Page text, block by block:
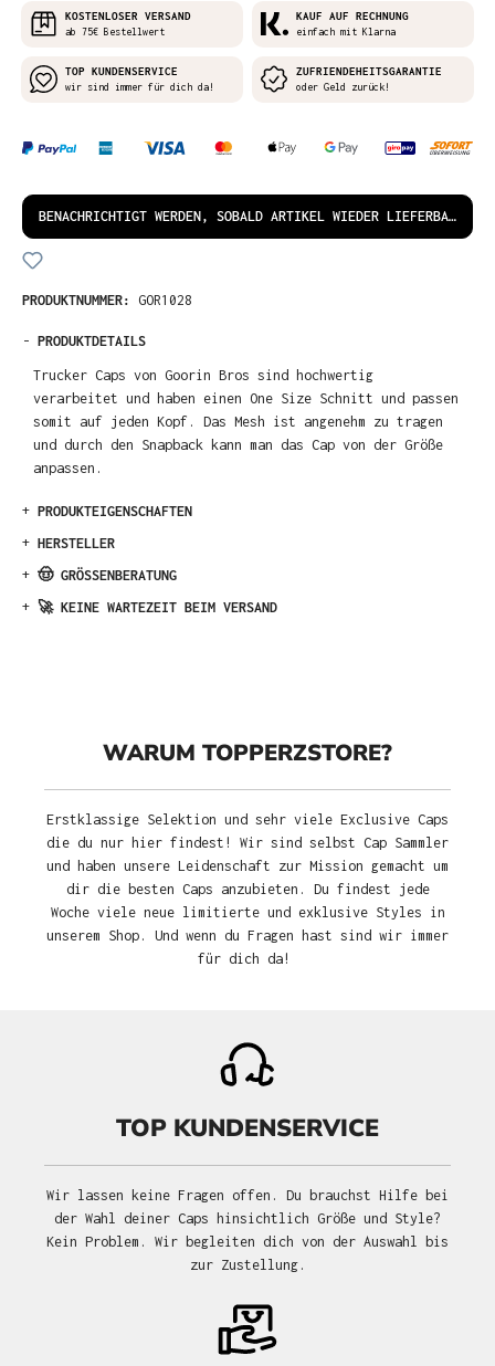
KOSTENLOSER VERSAND
ab 75€ Bestellwert
KAUF AUF RECHNUNG
einfach mit Klarna
TOP KUNDENSERVICE
wir sind immer für dich da!
ZUFRIENDEHEITSGARANTIE
oder Geld zurück!
BENACHRICHTIGT WERDEN, SOBALD ARTIKEL WIEDER LIEFERBAR IST!
PRODUKTNUMMER: GOR1028
- PRODUKTDETAILS
Trucker Caps von Goorin Bros sind hochwertig
verarbeitet und haben einen One Size Schnitt und passen
somit auf jeden Kopf. Das Mesh ist angenehm zu tragen
und durch den Snapback kann man das Cap von der Größe
anpassen.
+ PRODUKTEIGENSCHAFTEN
+ HERSTELLER
+ 🤠 GRÖSSENBERATUNG
+ 🚀 KEINE WARTEZEIT BEIM VERSAND
WARUM TOPPERZSTORE?
Erstklassige Selektion und sehr viele Exclusive Caps
die du nur hier findest! Wir sind selbst Cap Sammler
und haben unsere Leidenschaft zur Mission gemacht um
dir die besten Caps anzubieten. Du findest jede
Woche viele neue limitierte und exklusive Styles in
unserem Shop. Und wenn du Fragen hast sind wir immer
für dich da!
TOP KUNDENSERVICE
Wir lassen keine Fragen offen. Du brauchst Hilfe bei
der Wahl deiner Caps hinsichtlich Größe und Style?
Kein Problem. Wir begleiten dich von der Auswahl bis
zur Zustellung.